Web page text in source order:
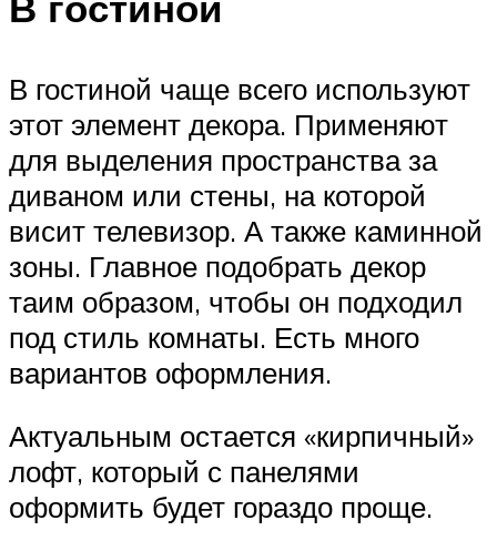
В гостиной чаще всего используют
этот элемент декора. Применяют
для выделения пространства за
диваном или стены, на которой
висит телевизор. А также каминной
зоны. Главное подобрать декор
таим образом, чтобы он подходил
под стиль комнаты. Есть много
вариантов оформления.
Актуальным остается «кирпичный»
лофт, который с панелями
оформить будет гораздо проще.